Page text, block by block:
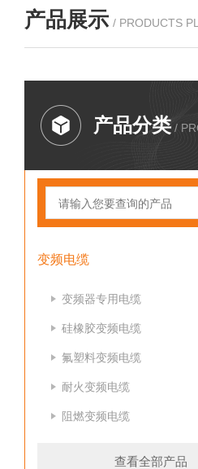
产品展示 / PRODUCTS
产品分类 /
变频电缆
变频器专用电缆
硅橡胶变频电缆
氟塑料变频电缆
耐火变频电缆
阻燃变频电缆
查看全部产品